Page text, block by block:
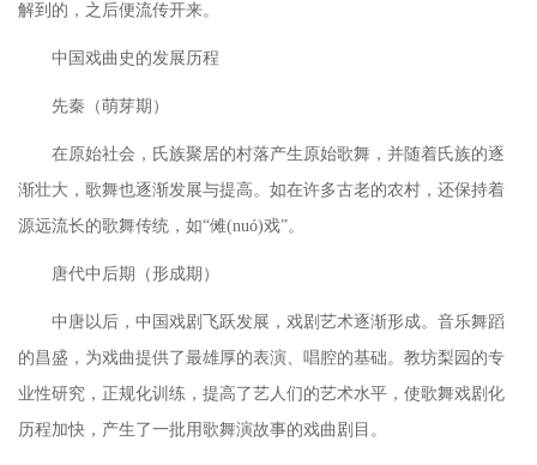
解到的，之后便流传开来。
中国戏曲史的发展历程
先秦（萌芽期）
在原始社会，氏族聚居的村落产生原始歌舞，并随着氏族的逐
渐壮大，歌舞也逐渐发展与提高。如在许多古老的农村，还保持着
源远流长的歌舞传统，如“傩(nuó)戏”。
唐代中后期（形成期）
中唐以后，中国戏剧飞跃发展，戏剧艺术逐渐形成。音乐舞蹈
的昌盛，为戏曲提供了最雄厚的表演、唱腔的基础。教坊梨园的专
业性研究，正规化训练，提高了艺人们的艺术水平，使歌舞戏剧化
历程加快，产生了一批用歌舞演故事的戏曲剧目。